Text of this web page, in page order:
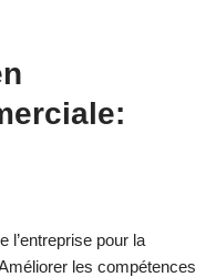
l’entreprise pour la
les compétences